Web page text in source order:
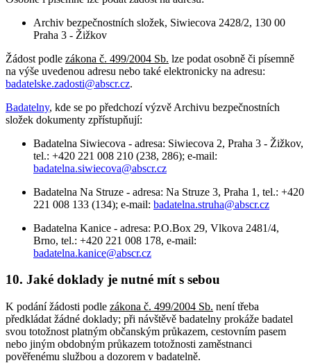
Archiv bezpečnostních složek, Siwiecova 2428/2, 130 00
Praha 3 - Žižkov
Žádost podle zákona č. 499/2004 Sb. lze podat osobně či písemně
na výše uvedenou adresu nebo také elektronicky na adresu:
badatelske.zadosti@abscr.cz.
Badatelny, kde se po předchozí výzvě Archivu bezpečnostních
složek dokumenty zpřístupňují:
Badatelna Siwiecova - adresa: Siwiecova 2, Praha 3 - Žižkov,
tel.: +420 221 008 210 (238, 286); e-mail:
badatelna.siwiecova@abscr.cz
Badatelna Na Struze - adresa: Na Struze 3, Praha 1, tel.: +420
221 008 133 (134); e-mail: badatelna.struha@abscr.cz
Badatelna Kanice - adresa: P.O.Box 29, Vlkova 2481/4,
Brno, tel.: +420 221 008 178, e-mail:
badatelna.kanice@abscr.cz
10. Jaké doklady je nutné mít s sebou
K podání žádosti podle zákona č. 499/2004 Sb. není třeba
předkládat žádné doklady; při návštěvě badatelny prokáže badatel
svou totožnost platným občanským průkazem, cestovním pasem
nebo jiným obdobným průkazem totožnosti zaměstnanci
pověřenému službou a dozorem v badatelně.